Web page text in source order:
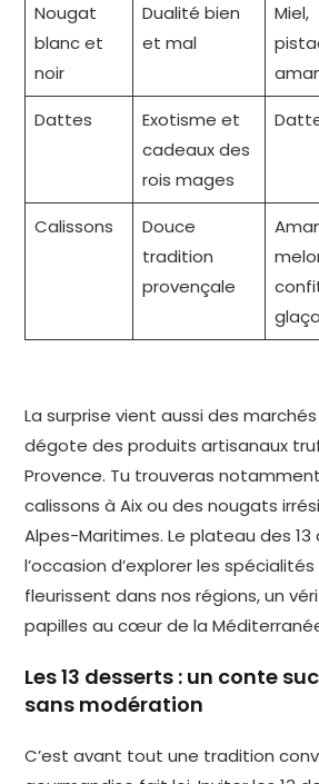
Nougat
blanc et
noir
Dualité bien
et mal
Miel,
Dattes
Exotisme et
cadeaux des
rois mages
Calissons
Douce
tradition
provençale
La surprise vient aussi des marchés
dégote des produits artisanaux
Provence. Tu trouveras
calissons à Aix ou des nougats
Alpes-Maritimes. Le plateau des
l’occasion d’explorer les
fleurissent dans nos régions, un
papilles au cœur de la
Les 13 desserts : un conte
sans modération
C’est avant tout une tradition